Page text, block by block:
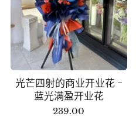
光芒四射的商业开业花 -
蓝光满盈开业花
239.00